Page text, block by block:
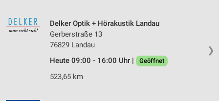
❯
Delker Optik + Hörakustik Landau
Gerberstraße 13
76829 Landau
Heute 09:00 - 16:00 Uhr |
Geöffnet
523,65 km